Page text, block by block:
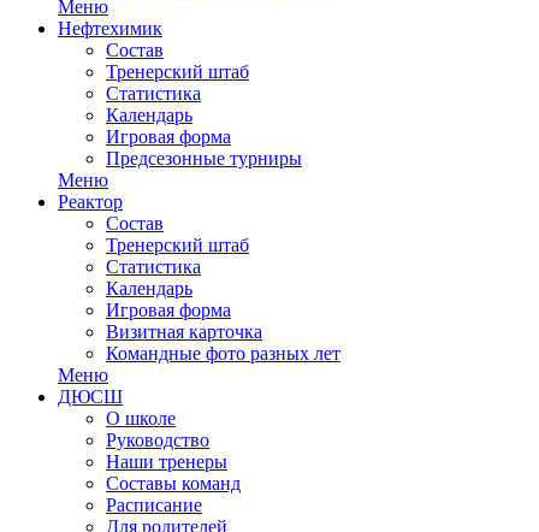
Меню
Нефтехимик
Состав
Тренерский штаб
Статистика
Календарь
Игровая форма
Предсезонные турниры
Меню
Реактор
Состав
Тренерский штаб
Статистика
Календарь
Игровая форма
Визитная карточка
Командные фото разных лет
Меню
ДЮСШ
О школе
Руководство
Наши тренеры
Составы команд
Расписание
Для родителей